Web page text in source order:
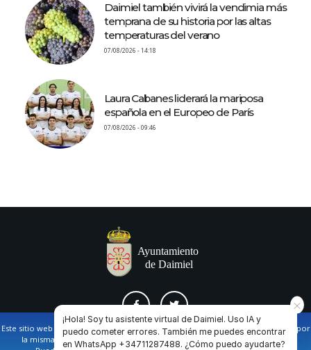
Daimiel también vivirá la vendimia más
temprana de su historia por las altas
temperaturas del verano
07/08/2026 - 14:18
Laura Cabanes liderará la mariposa
española en el Europeo de París
07/08/2026 - 09:46
AVISO LEGAL Y POLÍTICA DE PRIVACIDAD COOKIES CONTACTO
Este sitio web utiliza cookies propias y de terceros para facilitar la navegación por
la misma y obtener datos estadísticos de la navegación de los usuarios.
¡Hola! Soy tu asistente virtual de Daimiel. Uso IA y
puedo cometer errores. También me puedes encontrar
en WhatsApp +34711287488. ¿Cómo puedo ayudarte?